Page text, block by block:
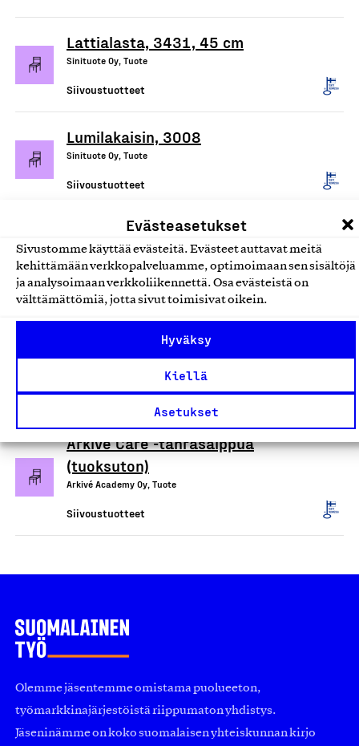
Evästeasetukset
Sivustomme käyttää evästeitä. Evästeet auttavat meitä
kehittämään verkkopalveluamme, optimoimaan sen sisältöjä
ja analysoimaan verkkoliikennettä. Osa evästeistä on
välttämättömiä, jotta sivut toimisivat oikein.
Hyväksy
Kiellä
Asetukset
Lattialasta, 3431, 45 cm
Sinituote Oy, Tuote
Siivoustuotteet
Lumilakaisin, 3008
Sinituote Oy, Tuote
Siivoustuotteet
Mainio pesuaineet ihon ja kodin
puhdistukseen
Hamina Handmade Oy, Tuote
Siivoustuotteet
Ecotex/Devteks kuituliinat
Siivoustuotteet
Arkivé Care -tahrasaippua
(tuoksuton)
Arkivé Academy Oy, Tuote
Siivoustuotteet
Olemme jäsentemme omistama puolueeton,
työmarkkinajärjestöistä riippumaton yhdistys.
Jäseninämme on koko suomalaisen yhteiskunnan kirjo